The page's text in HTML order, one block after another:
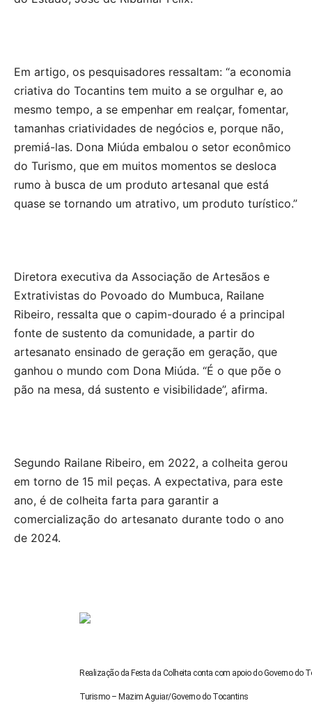
Em artigo, os pesquisadores ressaltam: “a economia
criativa do Tocantins tem muito a se orgulhar e, ao
mesmo tempo, a se empenhar em realçar, fomentar,
tamanhas criatividades de negócios e, porque não,
premiá-las. Dona Miúda embalou o setor econômico
do Turismo, que em muitos momentos se desloca
rumo à busca de um produto artesanal que está
quase se tornando um atrativo, um produto turístico.”
Diretora executiva da Associação de Artesãos e
Extrativistas do Povoado do Mumbuca, Railane
Ribeiro, ressalta que o capim-dourado é a principal
fonte de sustento da comunidade, a partir do
artesanato ensinado de geração em geração, que
ganhou o mundo com Dona Miúda. “É o que põe o
pão na mesa, dá sustento e visibilidade”, afirma.
Segundo Railane Ribeiro, em 2022, a colheita gerou
em torno de 15 mil peças. A expectativa, para este
ano, é de colheita farta para garantir a
comercialização do artesanato durante todo o ano
de 2024.
Realização da Festa da Colheita conta com apoio do Governo do
Turismo – Mazim Aguiar/Governo do Tocantins